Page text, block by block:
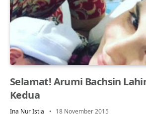
Selamat! Arumi Bachsin
Kedua
Ina Nur Istia 18 November 2015